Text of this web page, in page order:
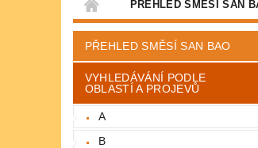
PŘEHLED SMĚSÍ SAN
PŘEHLED SMĚSÍ SAN BAO
VYHLEDÁVÁNÍ PODLE
OBLASTÍ A PROJEVŮ
A
B